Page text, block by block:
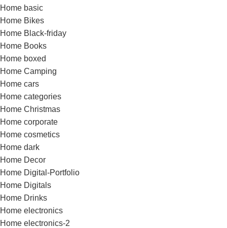
Home basic
Home Bikes
Home Black-friday
Home Books
Home boxed
Home Camping
Home cars
Home categories
Home Christmas
Home corporate
Home cosmetics
Home dark
Home Decor
Home Digital-Portfolio
Home Digitals
Home Drinks
Home electronics
Home electronics-2